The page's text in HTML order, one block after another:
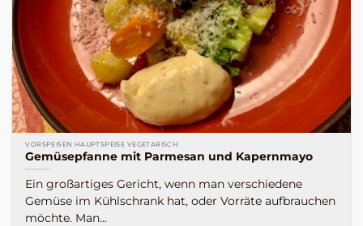
VORSPEISEN HAUPTSPEISE VEGETARISCH
Gemüsepfanne mit Parmesan und Kapernmayo
Ein großartiges Gericht, wenn man verschiedene
Gemüse im Kühlschrank hat, oder Vorräte aufbrauchen
möchte. Man...